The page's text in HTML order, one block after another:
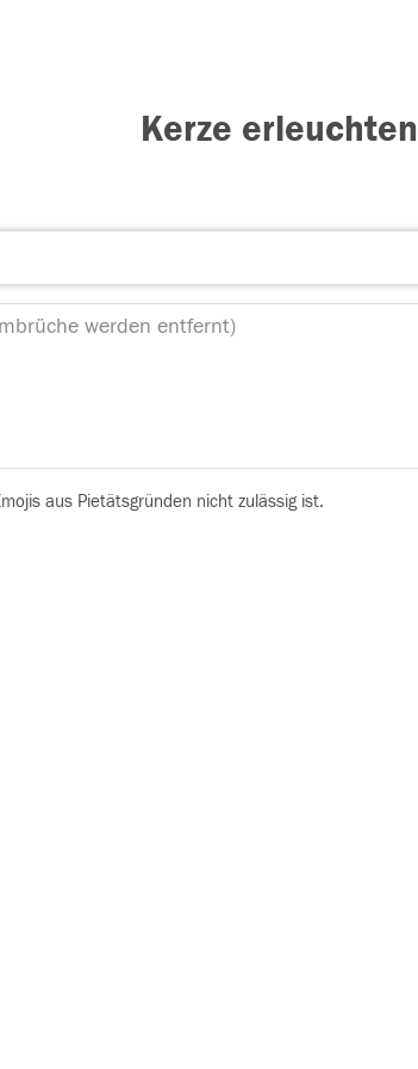
Kerze erleuchten
aus Pietätsgründen nicht zulässig ist.